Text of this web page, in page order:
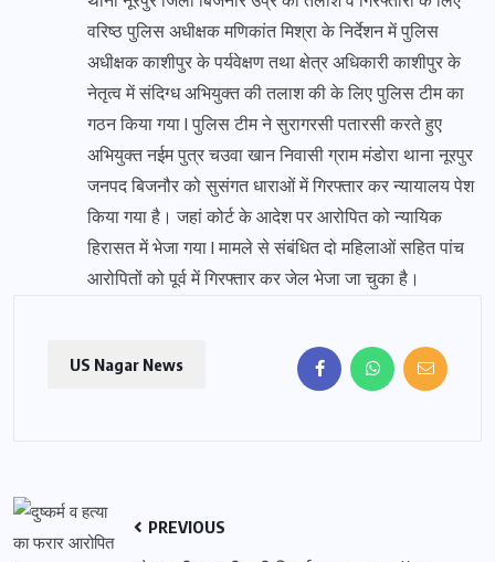
वरिष्ठ पुलिस अधीक्षक मणिकांत मिश्रा के निर्देशन में पुलिस
अधीक्षक काशीपुर के पर्यवेक्षण तथा क्षेत्र अधिकारी काशीपुर के
नेतृत्व में संदिग्ध अभियुक्त की तलाश की के लिए पुलिस टीम का
गठन किया गया l पुलिस टीम ने सुरागरसी पतारसी करते हुए
अभियुक्त नईम पुत्र चउवा खान निवासी ग्राम मंडोरा थाना नूरपुर
जनपद बिजनौर को सुसंगत धाराओं में गिरफ्तार कर न्यायालय पेश
किया गया है। जहां कोर्ट के आदेश पर आरोपित को न्यायिक
हिरासत में भेजा गया l मामले से संबंधित दो महिलाओं सहित पांच
आरोपितों को पूर्व में गिरफ्तार कर जेल भेजा जा चुका है।
US Nagar News
PREVIOUS